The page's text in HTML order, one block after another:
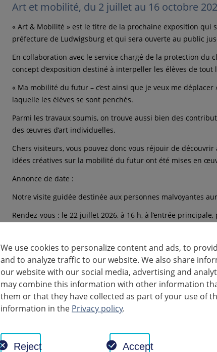
Art et mobilité, du 2 juillet au 16 octobre
« Art & Mobilité » est le titre de la prochaine exposition qui
préfecture de Ludwigsburg et qui sera ouverte au public
En collaboration avec le service chargé de la protection du
concept d’exposition destiné à interpeller les élèves de tout
« Ma mobilité du futur – c’est ainsi que je veux me
laquelle les élèves se sont penchés.
Parmi les travaux soumis, on trouve aussi bien des
des œuvres d’art individuelles.
Chers visiteurs, vous pouvez donc vous réjouir de découvrir
idées créatives sur la mobilité du futur ont été mises en
Annonce de date :
Notre visite guidée destinée aux personnes malvoyantes
Rendez-vous : le 22 juillet 2026, à 16 h, à l’entrée
l’exposition et découvrirons les œuvres d’art d’une
Les accompagnateurs ainsi que les chiens d’assistance
We use cookies to personalize content and ads, to
and to analyze traffic to our website. We also share
our website with our social media, advertising and
may combine this information with other information
them or that they have collected as part of your use of
information in the Privacy policy.
Reject Accept